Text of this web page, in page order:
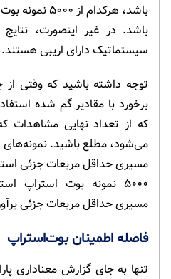
باشد. در غیر اینصورت،
سیستماتیک دارای اریبی هستند.
توجه داشته باشید که وقتی از
برخورد با مقادیر گم شده
که از تعداد نهایی مشاهدات
می‌شود، مطلع باشید. نمونه‌های
مسیری حداقل مربعات جزئی
مسیری حداقل مربعات جزئی
فاصله اطمینان بوت‌استراپ
تنها به جای گزارش معناداری